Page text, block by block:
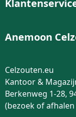
Anemoon
Celzouten.eu
Kantoor &
Berkenweg 1-28,
(bezoek of